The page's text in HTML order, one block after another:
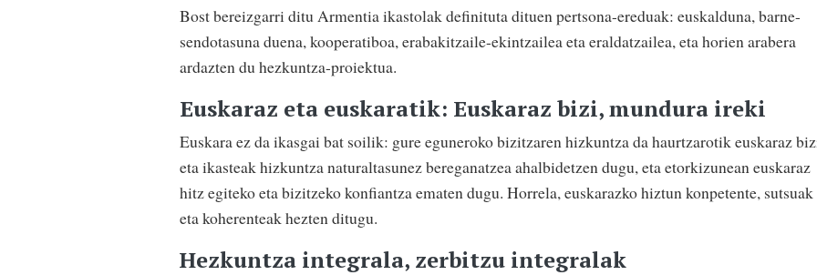
Bost bereizgarri ditu Armentia ikastolak definituta dituen pertsona-ereduak: euskalduna, barne-
sendotasuna duena, kooperatiboa, erabakitzaile-ekintzailea eta eraldatzailea, eta horien arabera
ardazten du hezkuntza-proiektua.
Euskaraz eta euskaratik: Euskaraz bizi, mundura ireki
Euskara ez da ikasgai bat soilik: gure eguneroko bizitzaren hizkuntza da haurtzarotik euskaraz
eta ikasteak hizkuntza naturaltasunez bereganatzea ahalbidetzen dugu, eta etorkizunean euskaraz
hitz egiteko eta bizitzeko konfiantza ematen dugu. Horrela, euskarazko hiztun konpetente, sutsuak
eta koherenteak hezten ditugu.
Hezkuntza integrala, zerbitzu integralak